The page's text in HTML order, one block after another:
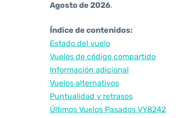
Agosto de 2026.
Índice de contenidos:
Estado del vuelo
Vuelos de código compartido
Información adicional
Vuelos alternativos
Puntualidad y retrasos
Últimos Vuelos Pasados VY8242